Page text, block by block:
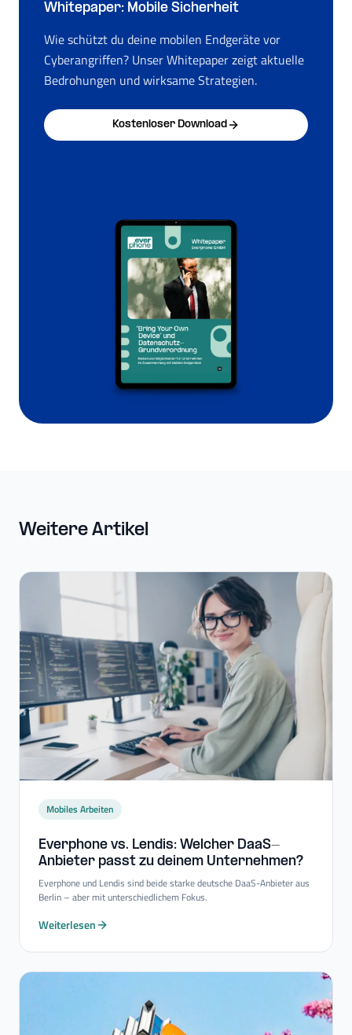
Whitepaper: Mobile Sicherheit
Wie schützt du deine mobilen Endgeräte vor
Cyberangriffen? Unser Whitepaper zeigt aktuelle
Bedrohungen und wirksame Strategien.
Kostenloser Download
Weitere Artikel
Mobiles Arbeiten
Everphone vs. Lendis: Welcher DaaS-​
Anbieter passt zu deinem Unternehmen?
Everphone und Lendis sind beide starke deutsche DaaS-Anbieter aus
Berlin – aber mit unterschiedlichem Fokus.
Weiterlesen